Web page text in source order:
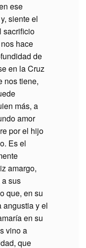
ese
siente el
sacrificio
hace
de
en la Cruz
nos tiene,
más, a
amor
por el hijo
Es el
amargo,
sus
que, en su
angustia y el
en su
vino a
que